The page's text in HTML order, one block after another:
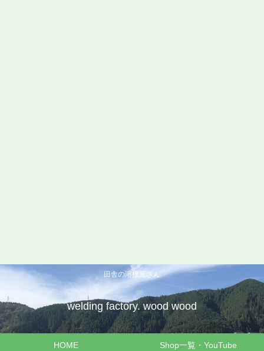
田舎の溶接屋さん
welding factory. wood wood
HOME Shop一覧・YouTube